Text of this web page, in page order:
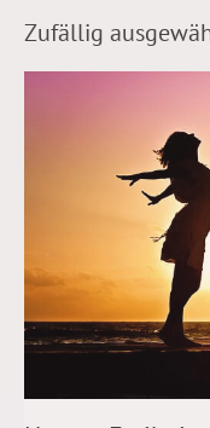
Zufällig